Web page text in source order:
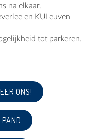
na elkaar.
en KULeuven
tot parkeren.
ONS!
PAND